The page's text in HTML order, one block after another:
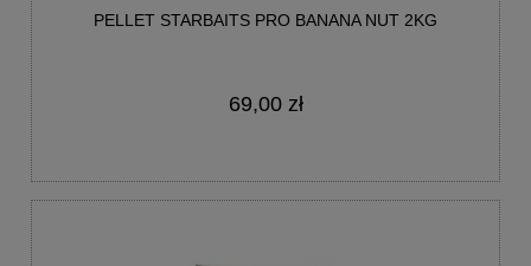
PELLET STARBAITS PRO BANANA NUT 2KG
69,00 zł